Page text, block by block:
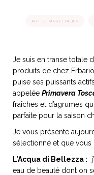
Lucia
Les
NOS
ART DE VIVRE ITALIEN
Je suis en transe totale
produits de chez
puise ses puissants
appelée Primavera
fraîches et d’agrumes
parfaite pour la saison
Je vous présente
sélectionné et que
L’Acqua di Bellezza :
eau de beauté dont on